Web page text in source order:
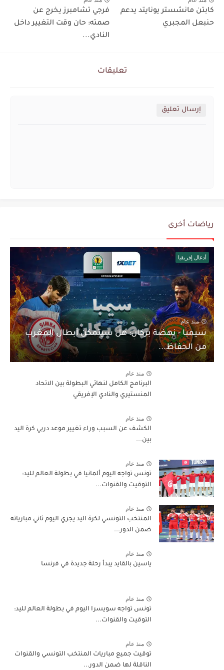
كابتن مانشستر يونايتد يدعم
حنبعل المجبري
فرجي تشامبرز يخرج عن
صمته: حان وقت التغيير داخل
النادي...
تعليقات
إرسال تعليق
رياضات أخرى
أدغال إفريقيا
منذ عام
سيمبا - نهضة بركان: هل سيتمكن أبطال المغرب
من الحفاظ...
منذ عام
البرنامج الكامل لنهائي البطولة بين الاتحاد
المنستيري والنادي الإفريقي
منذ عام
الكشف عن السبب وراء تغيير موعد دربي كرة اليد
بين...
منذ عام
تونس تواجه اليوم ألمانيا في بطولة العالم لليد:
التوقيت والقنوات...
منذ عام
المنتخب التونسي لكرة اليد يجري اليوم ثاني مبارياته
ضمن الدور...
منذ عام
ياسين بالقايد يبدأ رحلة جديدة في فرنسا
منذ عام
تونس تواجه سويسرا اليوم في بطولة العالم لليد:
التوقيت والقنوات...
منذ عام
توقيت جميع مباريات المنتخب التونسي والقنوات
الناقلة لها ضمن الدور...